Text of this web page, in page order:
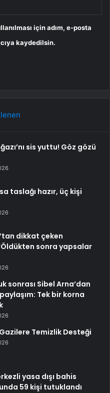
için adım, e-posta
kaydedilsin.
sis yuttu! Göz gözü
taslağı hazır, üç kişi
dikkat çeken
sonra yapsalar
sonrası Sibel Arna’dan
Tek bir korna
Temizlik Desteği
yasa dışı bahis
59 kişi tutuklandı